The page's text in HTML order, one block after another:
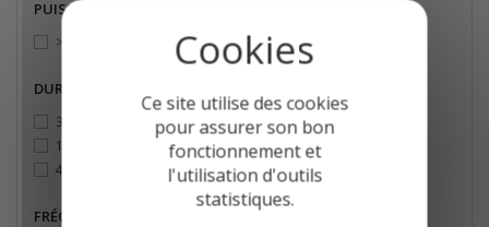
PUISSANCE INSTALLATION
> 4 MW
DURÉE DE MESURE
30 minutes
1h
4h
FRÉQUENCE D'UTILISATION
Ce site utilise des cookies
pour assurer son bon
fonctionnement et
l'utilisation d'outils
statistiques.